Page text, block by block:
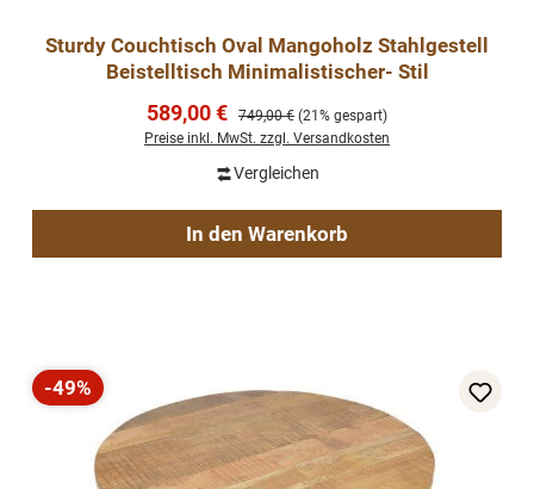
Sturdy Couchtisch Oval Mangoholz Stahlgestell
Beistelltisch Minimalistischer- Stil
Verkaufspreis:
589,00 € Regulärer Preis:
749,00 € (21% gespart)
Preise inkl. MwSt. zzgl. Versandkosten
Vergleichen
In den Warenkorb
Rabatt
-49%